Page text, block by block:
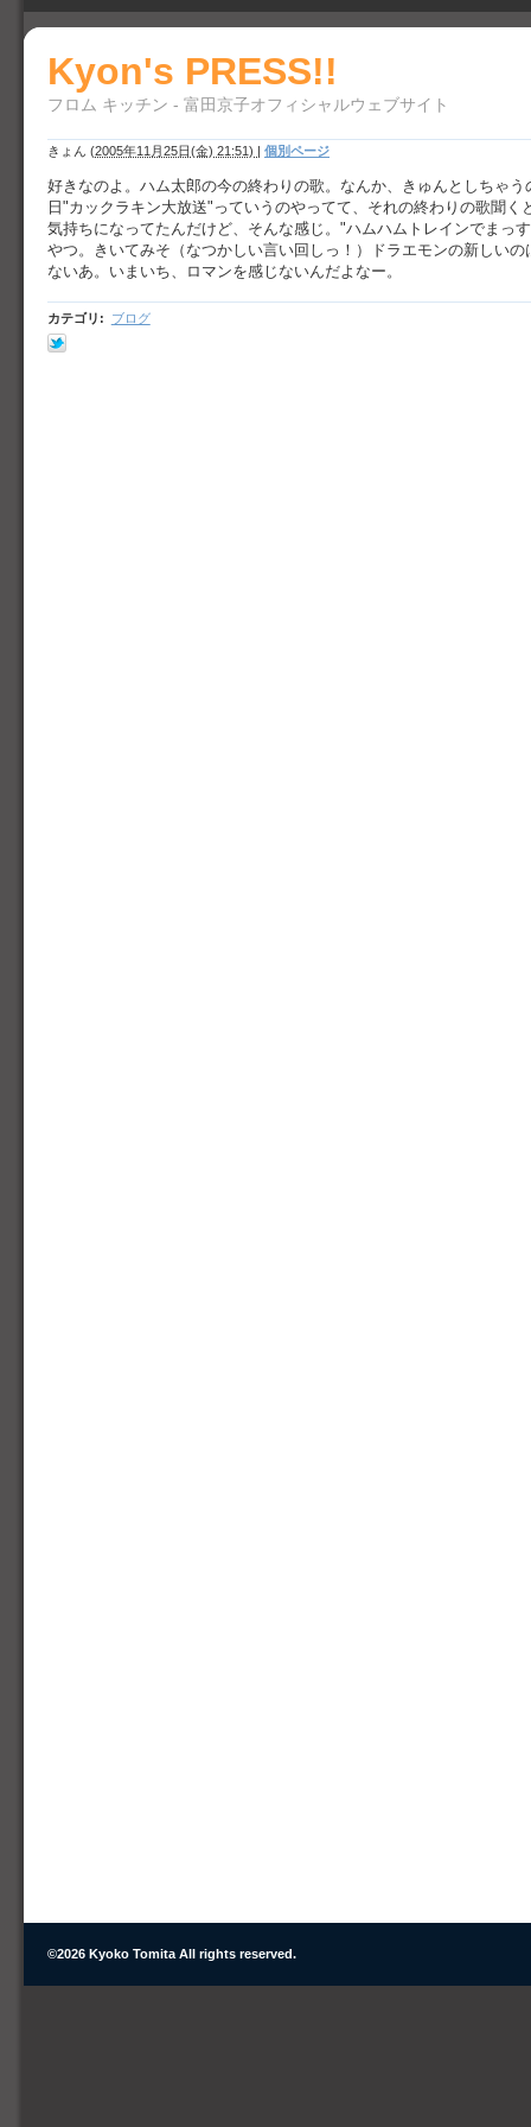
Kyon's PRESS!!
フロム キッチン - 富田京子オフィシャルウェブサイト
きょん (2005年11月25日(金) 21:51) | 個別ページ
好きなのよ。ハム太郎の今の終わりの歌。なんか、きゅんとしちゃう
日"カックラキン大放送"っていうのやってて、それの終わりの歌聞く
気持ちになってたんだけど、そんな感じ。"ハムハムトレインでまっ
やつ。きいてみそ（なつかしい言い回しっ！）ドラエモンの新しいの
ないあ。いまいち、ロマンを感じないんだよなー。
カテゴリ : ブログ
©2026 Kyoko Tomita All rights reserved.